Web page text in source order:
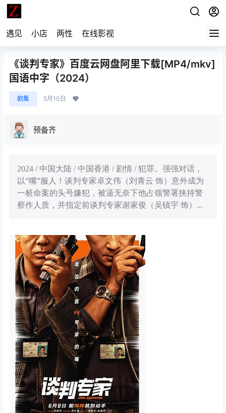
遇见 小店 两性 在线影视
《谈判专家》百度云网盘阿里下载[MP4/mkv]
国语中字（2024）
剧集 5月10日
预备齐
2024 / 中国大陆 / 中国香港 / 剧情 / 犯罪。强强对话，
以“嘴”服人！谈判专家卓文伟（刘青云 饰）意外成为
一桩命案的头号嫌犯，被逼无奈下他占领警署挟持警
察作人质，并指定前谈判专家谢家俊（吴镇宇 饰）...